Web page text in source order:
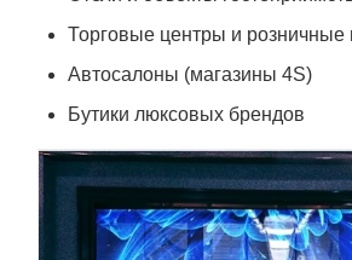
Торговые центры и розничные
Автосалоны (магазины 4S)
Бутики люксовых брендов